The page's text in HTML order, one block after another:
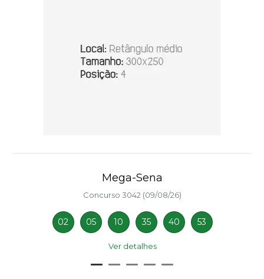
Mega-Sena
Concurso 3042 (09/08/26)
02 05 10 35 40 53
Ver detalhes